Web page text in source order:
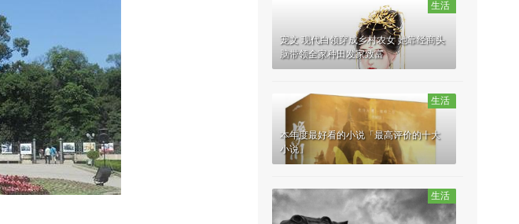
生活
宠文 现代白领穿成乡村农女 她靠经商头
脑带领全家种田发家致富
生活
本年度最好看的小说「最高评价的十大
小说」
生活